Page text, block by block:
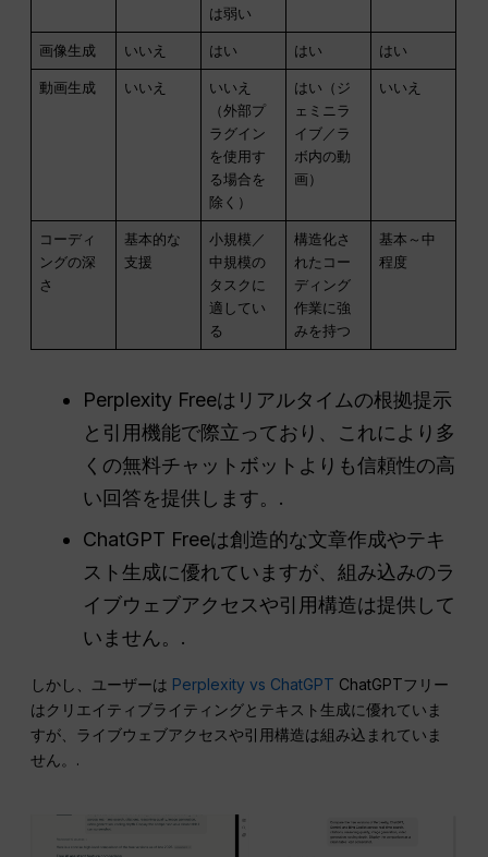
は弱い
画像生成 いいえ はい はい はい
動画生成 いいえ
いいえ
（外部プ
ラグイン
を使用す
る場合を
除く）
はい（ジ
ェミニラ
イブ／ラ
ボ内の動
画）
いいえ
コーディ
ングの深
さ
基本的な
支援
小規模／
中規模の
タスクに
適してい
る
構造化さ
れたコー
ディング
作業に強
みを持つ
基本～中
程度
Perplexity Freeはリアルタイムの根拠提示
と引用機能で際立っており、これにより多
くの無料チャットボットよりも信頼性の高
い回答を提供します。.
ChatGPT Freeは創造的な文章作成やテキ
スト生成に優れていますが、組み込みのラ
イブウェブアクセスや引用構造は提供して
いません。.
しかし、ユーザーは Perplexity vs ChatGPT ChatGPTフリー
はクリエイティブライティングとテキスト生成に優れていま
すが、ライブウェブアクセスや引用構造は組み込まれていま
せん。.